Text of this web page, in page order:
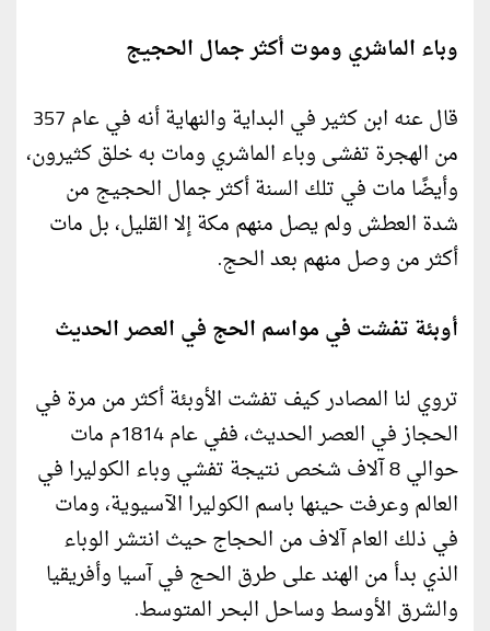
وباء الماشري وموت أكثر جمال الحجيج
قال عنه ابن كثير في البداية والنهاية أنه في عام 357
من الهجرة تفشى وباء الماشري ومات به خلق كثيرون،
وأيضًا مات في تلك السنة أكثر جمال الحجيج من
شدة العطش ولم يصل منهم مكة إلا القليل، بل مات
أكثر من وصل منهم بعد الحج.
أوبئة تفشت في مواسم الحج في العصر الحديث
تروي لنا المصادر كيف تفشت الأوبئة أكثر من مرة في
الحجاز في العصر الحديث، ففي عام 1814م مات
حوالي 8 آلاف شخص نتيجة تفشي وباء الكوليرا في
العالم وعرفت حينها باسم الكوليرا الآسيوية، ومات
في ذلك العام آلاف من الحجاج حيث انتشر الوباء
الذي بدأ من الهند على طرق الحج في آسيا وأفريقيا
والشرق الأوسط وساحل البحر المتوسط.